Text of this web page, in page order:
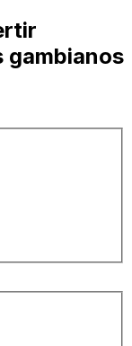
gambianos